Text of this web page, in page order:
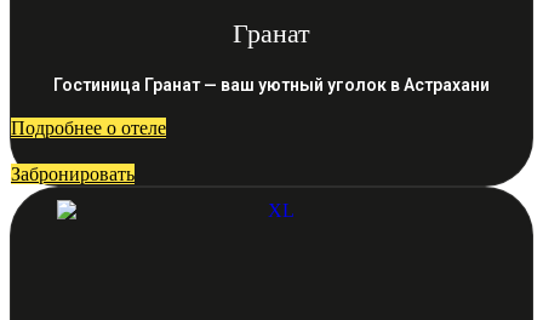
Гранат
Гостиница Гранат — ваш уютный уголок в Астрахани
Подробнее о отеле
Забронировать